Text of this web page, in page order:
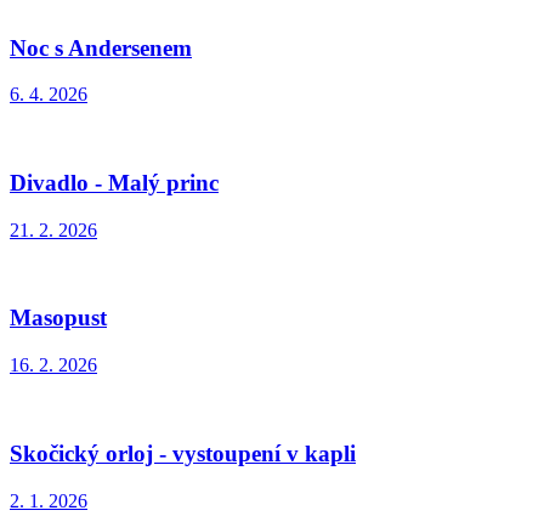
Noc s Andersenem
6. 4. 2026
Divadlo - Malý princ
21. 2. 2026
Masopust
16. 2. 2026
Skočický orloj - vystoupení v kapli
2. 1. 2026